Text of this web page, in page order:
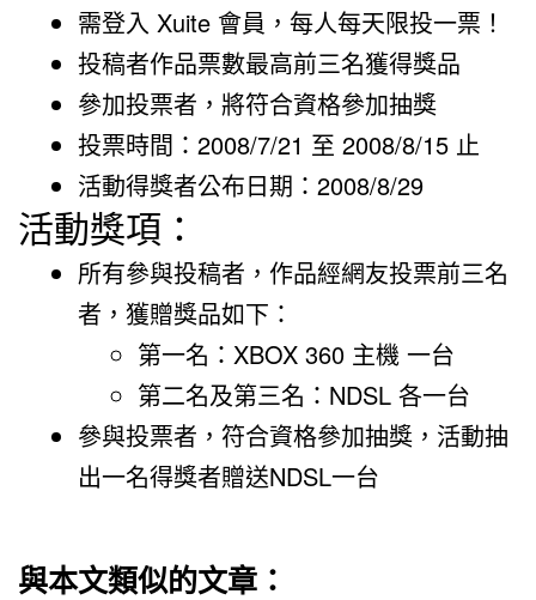
需登入 Xuite 會員，每人每天限投一票！
投稿者作品票數最高前三名獲得獎品
參加投票者，將符合資格參加抽獎
投票時間：2008/7/21 至 2008/8/15 止
活動得獎者公布日期：2008/8/29
活動獎項：
所有參與投稿者，作品經網友投票前三名
者，獲贈獎品如下：
第一名：XBOX 360 主機 一台
第二名及第三名：NDSL 各一台
參與投票者，符合資格參加抽獎，活動抽
出一名得獎者贈送NDSL一台
與本文類似的文章：